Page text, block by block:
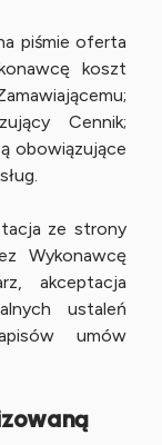
piśmie oferta
koszt
Cennik;
obowiązujące
ze strony
Wykonawcę
akceptacja
ustaleń
umów